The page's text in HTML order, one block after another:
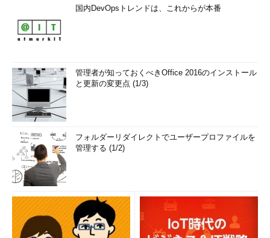
国内DevOpsトレンドは、これからが本番
管理者が知っておくべきOffice 2016のインストール
と更新の変更点 (1/3)
フォルダーリダイレクトでユーザープロファイルを
管理する (1/2)